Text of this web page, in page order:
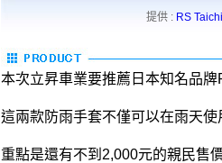
提供 : RS
本次立昇車業要推薦日本知名品
這兩款防雨手套不僅可以在雨天
重點是還有不到2,000元的親民售